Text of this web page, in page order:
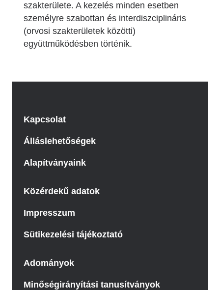
szakterülete. A kezelés minden esetben
személyre szabottan és interdiszciplináris
(orvosi szakterületek közötti)
együttműködésben történik.
Kapcsolat
Álláslehetőségek
Alapítványaink
Közérdekű adatok
Impresszum
Sütikezelési tájékoztató
Adományok
Minőségirányítási tanusítványok